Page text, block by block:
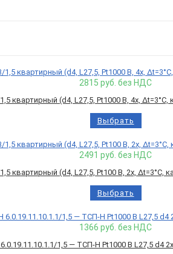
2815 руб. без НДС
квартирный (d4, L27,5, Pt1000 B, 4х,
Выбрать
2491 руб. без НДС
квартирный (d4, L27,5, Pt100 B, 2х,
Выбрать
1366 руб. без НДС
1,5 — ТСП-Н Pt1000 B L27,5 d4